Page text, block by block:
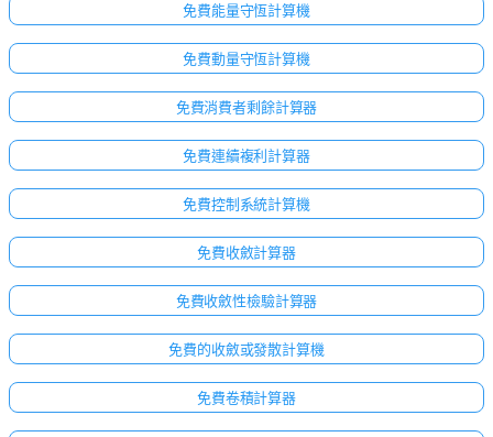
免費能量守恆計算機
免費動量守恆計算機
免費消費者剩餘計算器
免費連續複利計算器
免費控制系統計算機
免費收斂計算器
免費收斂性檢驗計算器
免費的收斂或發散計算機
免費卷積計算器